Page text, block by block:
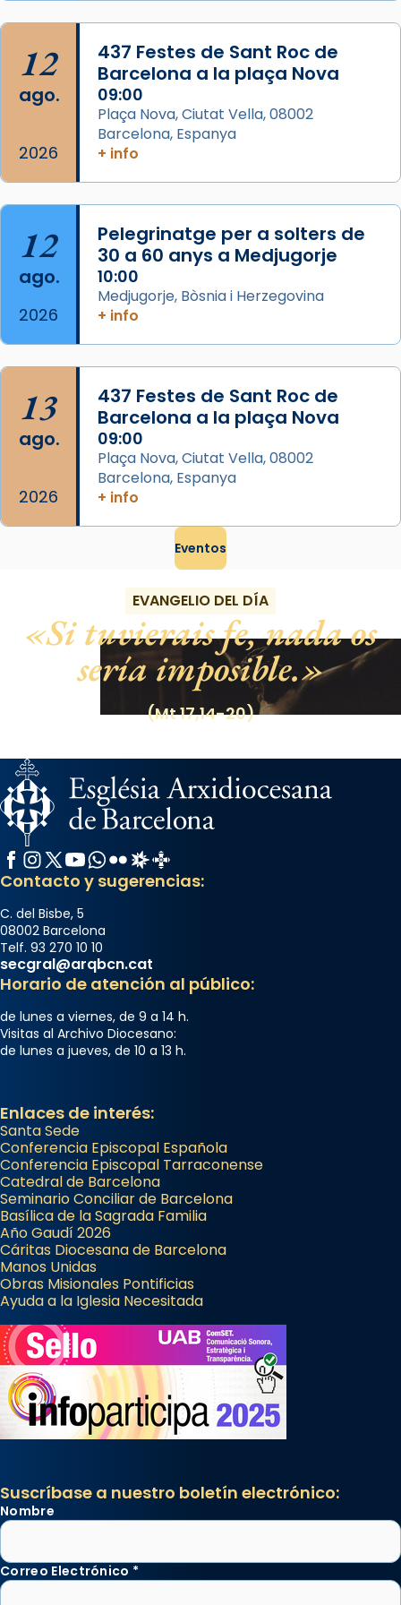
Acompanyant la història de sant Cugat, a
partir de l’Edat Mitjana sorgeix la tradició
que les santes Juliana (“relatiu a Júlia”) i
Semproniana (“relatiu a Semprònia =
eterna”) són deixebles seves. I l’any 1667, el
frare Joan Gaspar Roig, afirma en una obra
que les santes són filles de l’antiga Iluro.
Mataró en reivindicarà les relíq
Foto
View on Facebook ·
12
ago.
2026
437 Festes de Sant Roc de
Barcelona a la plaça Nova
09:00
Plaça Nova, Ciutat Vella, 08002
Barcelona, Espanya
+ info
12
ago.
2026
Pelegrinatge per a solters de
30 a 60 anys a Medjugorje
10:00
Medjugorje, Bòsnia i Herzegovina
+ info
13
ago.
2026
437 Festes de Sant Roc de
Barcelona a la plaça Nova
09:00
Plaça Nova, Ciutat Vella, 08002
Barcelona, Espanya
+ info
Eventos
EVANGELIO DEL DÍA
Si tuvierais fe, nada os
sería imposible.
(Mt 17,14-20)
Facebook
Instagram
X / Twitter
YouTube
WhatsApp
FlickrRadio Estel
Catalunya Cristiana
Contacto y sugerencias:
C. del Bisbe, 5
08002 Barcelona
Telf. 93 270 10 10
secgral@arqbcn.cat
Horario de atención al público:
de lunes a viernes, de 9 a 14 h.
Visitas al Archivo Diocesano:
de lunes a jueves, de 10 a 13 h.
Enlaces de interés:
Santa Sede
Conferencia Episcopal Española
Conferencia Episcopal Tarraconense
Catedral de Barcelona
Seminario Conciliar de Barcelona
Basílica de la Sagrada Familia
Año Gaudí 2026
Cáritas Diocesana de Barcelona
Manos Unidas
Obras Misionales Pontificias
Ayuda a la Iglesia Necesitada
Suscríbase a nuestro boletín electrónico:
Nombre
Correo Electrónico *